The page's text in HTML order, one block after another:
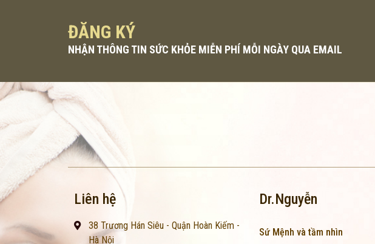
ĐĂNG KÝ
NHẬN THÔNG TIN SỨC KHỎE MIỄN PHÍ MỖI NGÀY QUA EMAIL
Liên hệ
38 Trương Hán Siêu - Quận Hoàn Kiếm -
Hà Nội
Dr.Nguyễn
Sứ Mệnh và tầm nhìn